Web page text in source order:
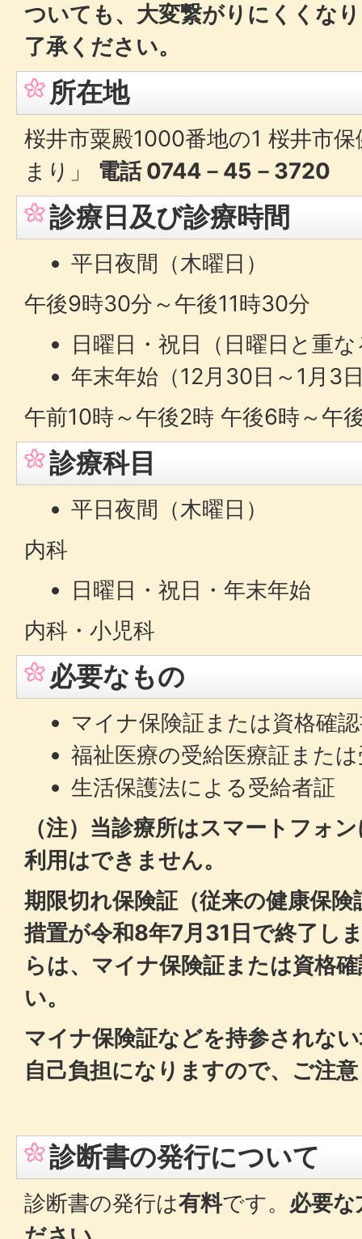
ついても、大変繋がりにくくな
了承ください。
所在地
桜井市粟殿1000番地の1 桜井市
まり」 電話 0744－45－3720
診療日及び診療時間
平日夜間（木曜日）
午後9時30分～午後11時30分
日曜日・祝日（日曜日と重
年末年始（12月30日～1月3
午前10時～午後2時 午後6時～午
診療科目
平日夜間（木曜日）
内科
日曜日・祝日・年末年始
内科・小児科
必要なもの
マイナ保険証または資格確
福祉医療の受給医療証また
生活保護法による受給者証
（注）当診療所はスマートフォ
利用はできません。
期限切れ保険証（従来の健康保
措置が令和8年7月31日で終了し
らは、マイナ保険証または資格
い。
マイナ保険証などを持参されな
自己負担になりますので、ご注
診断書の発行について
診断書の発行は有料です。 必要